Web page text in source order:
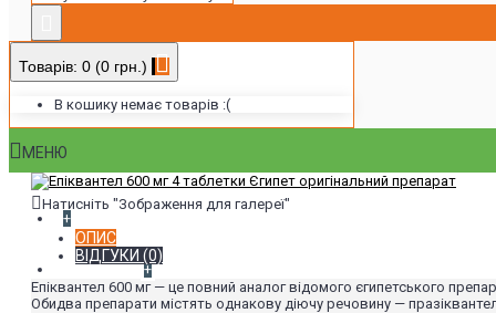
Товарів: 0 (0 грн.)
В кошику немає товарів :(
МЕНЮ
+
Виробники +
Натисніть "Зображення для галереї"
ОПИС
ВІДГУКИ (0)
Епіквантел 600 мг — це повний аналог відомого єгипетського
Обидва препарати містять однакову діючу речовину —